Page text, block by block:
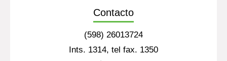
Contacto
(598) 26013724
Ints. 1314, tel fax. 1350